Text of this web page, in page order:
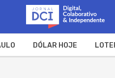
DÓLAR HOJE